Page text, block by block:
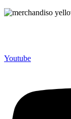
Youtube